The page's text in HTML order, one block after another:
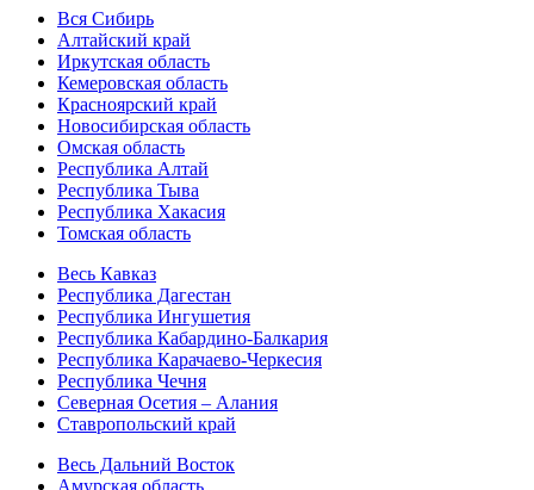
Вся Сибирь
Алтайский край
Иркутская область
Кемеровская область
Красноярский край
Новосибирская область
Омская область
Республика Алтай
Республика Тыва
Республика Хакасия
Томская область
Весь Кавказ
Республика Дагестан
Республика Ингушетия
Республика Кабардино-Балкария
Республика Карачаево-Черкесия
Республика Чечня
Северная Осетия – Алания
Ставропольский край
Весь Дальний Восток
Амурская область